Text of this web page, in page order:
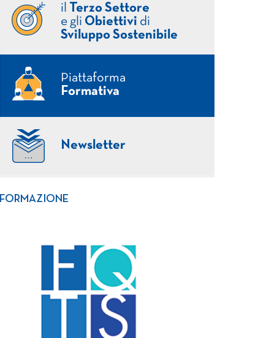
il
Terzo Settore
e gli Obiettivi di
Sviluppo Sostenibile
Piattaforma
Formativa
Newsletter
FORMAZIONE